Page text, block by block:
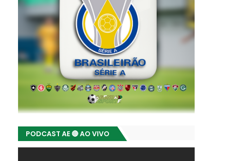
PODCAST AE 🔴 AO VIVO